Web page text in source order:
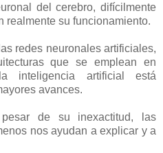
del cerebro, difícilmente
realmente su funcionamiento.
redes neuronales artificiales,
que se emplean en
inteligencia artificial está
avances.
de su inexactitud, las
nos ayudan a explicar y a